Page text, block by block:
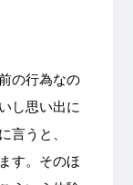
の行為なの
し思い出に
言うと、
す。そのほ